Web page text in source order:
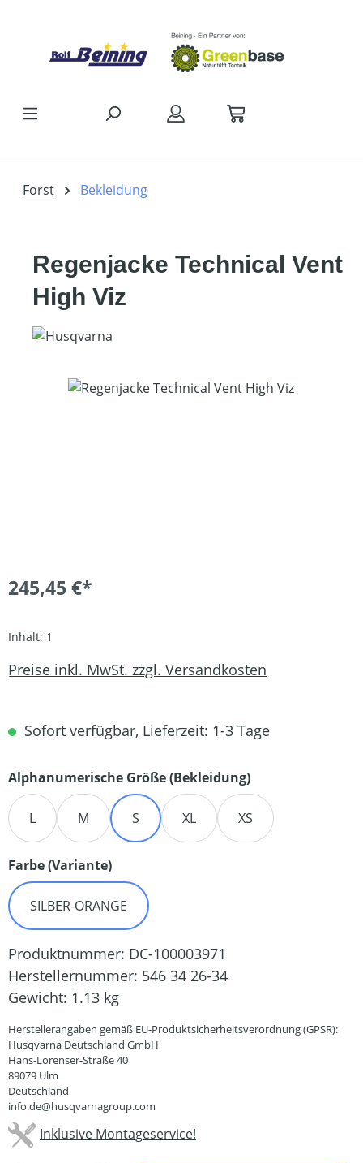
Forst Bekleidung
Regenjacke Technical Vent
High Viz
Bildergalerie überspringen
245,45 €*
Inhalt: 1
Preise inkl. MwSt. zzgl. Versandkosten
Sofort verfügbar, Lieferzeit: 1-3 Tage
Alphanumerische Größe (Bekleidung)auswählen
L M S XL XS
Farbe (Variante)auswählen
SILBER-ORANGE
Produktnummer: DC-100003971
Herstellernummer: 546 34 26-34
Gewicht: 1.13 kg
Herstellerangaben gemäß EU-Produktsicherheitsverordnung (GPSR):
Husqvarna Deutschland GmbH
Hans-Lorenser-Straße 40
89079 Ulm
Deutschland
info.de@husqvarnagroup.com
Inklusive Montageservice!